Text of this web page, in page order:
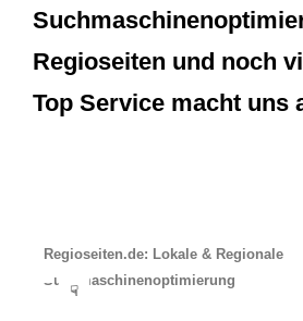
Regioseiten und noch
Top Service macht uns
Regioseiten.de: Lokale & Regionale
Suchmaschinenoptimierung
☟